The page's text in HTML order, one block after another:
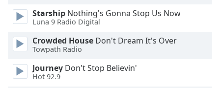
Color
Opacity
Caption
Starship Nothing's Gonna Stop Us Now
Luna 9 Radio Digital
Crowded House Don't Dream It's Over
Towpath Radio
Journey Don't Stop Believin'
Hot 92.9